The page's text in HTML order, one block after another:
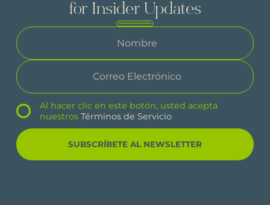
for Insider Updates
Al hacer clic en este botón, usted acepta
nuestrosTérminos de Servicio